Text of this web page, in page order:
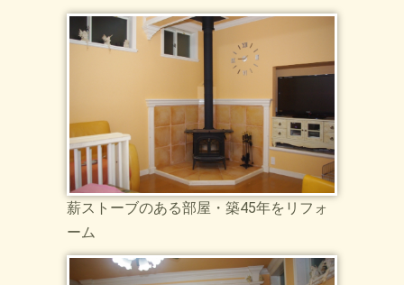
薪ストーブのある部屋・築45年をリフォ
ーム